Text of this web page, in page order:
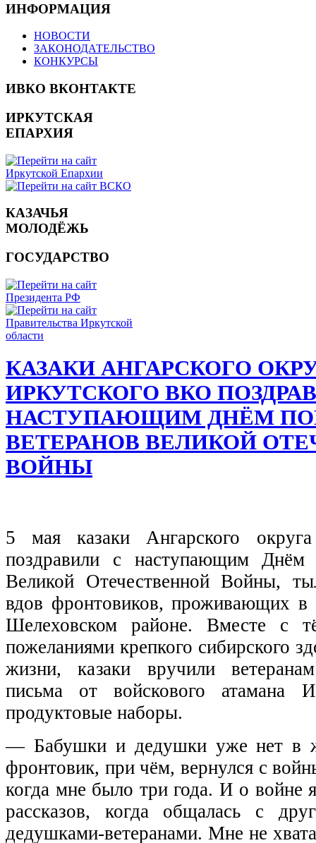
ИНФОРМАЦИЯ
НОВОСТИ
ЗАКОНОДАТЕЛЬСТВО
КОНКУРСЫ
ИВКО ВКОНТАКТЕ
ИРКУТСКАЯ
ЕПАРХИЯ
КАЗАЧЬЯ
МОЛОДЁЖЬ
ГОСУДАРСТВО
КАЗАКИ АНГАРСКОГО
ИРКУТСКОГО ВКО
НАСТУПАЮЩИМ ДНЁМ
ВЕТЕРАНОВ ВЕЛИКОЙ
ВОЙНЫ
5 мая казаки Ангарского
поздравили с наступающим Днём
Великой Отечественной Войны,
вдов фронтовиков, проживающих в
Шелеховском районе. Вместе с
пожеланиями крепкого сибирского
жизни, казаки вручили ветеранам
письма от войскового атамана
продуктовые наборы.
— Бабушки и дедушки уже нет в
фронтовик, при чём, вернулся с
когда мне было три года. И о войне
рассказов, когда общалась с
дедушками-ветеранами. Мне не